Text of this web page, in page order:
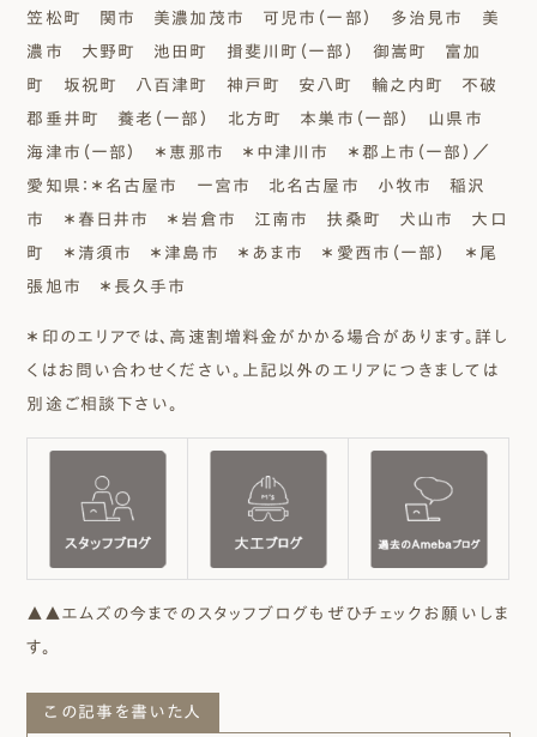
笠松町 関市 美濃加茂市 可児市（一部） 多治見市 美
濃市 大野町 池田町 揖斐川町（一部） 御嵩町 富加
町 坂祝町 八百津町 神戸町 安八町 輪之内町 不破
郡垂井町 養老（一部） 北方町 本巣市（一部） 山県市
海津市（一部） ＊恵那市 ＊中津川市 ＊郡上市（一部）／
愛知県：＊名古屋市 一宮市 北名古屋市 小牧市 稲沢
市 ＊春日井市 ＊岩倉市 江南市 扶桑町 犬山市 大口
町 ＊清須市 ＊津島市 ＊あま市 ＊愛西市（一部） ＊尾
張旭市 ＊長久手市
＊印のエリアでは、高速割増料金がかかる場合があります。詳し
くはお問い合わせください。上記以外のエリアにつきましては
別途ご相談下さい。
▲▲エムズの今までのスタッフブログもぜひチェックお願いしま
す。
この記事を書いた人